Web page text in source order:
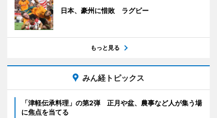
日本、豪州に惜敗 ラグビー
もっと見る
みん経トピックス
「津軽伝承料理」の第2弾 正月や盆、農事など人が集う場
に焦点を当てる